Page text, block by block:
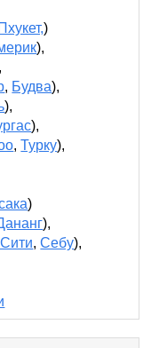
Пхукет,)
),
, Будва),
),
),
,Турку),
)
),
,Себу),